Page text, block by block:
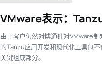
VMware表示：
由于客户仍然对博通针对VMware
的Tanzu应用开发和现代化工具包
关键组成部分。